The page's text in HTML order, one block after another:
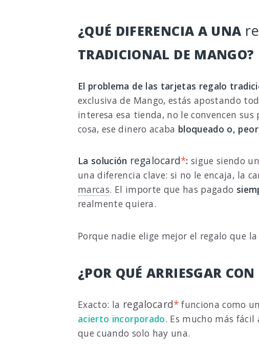
¿QUÉ DIFERENCIA A UNA
TRADICIONAL DE MANGO?
El problema de las tarjetas regalo
exclusiva de Mango, estás apostando
interesa esa tienda, no le convencen
cosa, ese dinero acaba bloqueado o,
La solución regalocard*: sigue siendo
una diferencia clave: si no le encaja, la
marcas. El importe que has pagado
realmente quiera.
Porque nadie elige mejor el regalo que
¿POR QUÉ ARRIESGAR
Exacto: la regalocard*funciona como
acierto incorporado. Es mucho más
que cuando solo hay una.